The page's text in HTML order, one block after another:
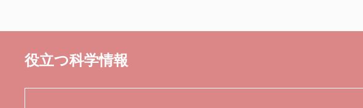
役立つ科学情報